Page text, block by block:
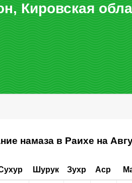
Кировская
намаза в Раихе на
Шурук Зухр Аср